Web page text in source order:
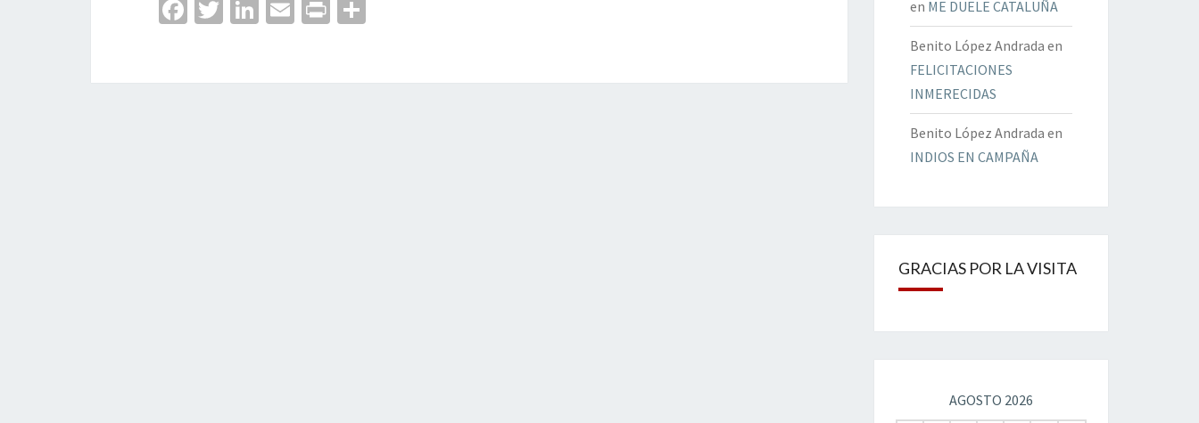
Fa T
Li
E
Pr
en ME DUELE CATALUÑA
Benito López Andrada en
FELICITACIONES
INMERECIDAS
Benito López Andrada en
INDIOS EN CAMPAÑA
GRACIAS POR LA VISITA
AGOSTO 2026